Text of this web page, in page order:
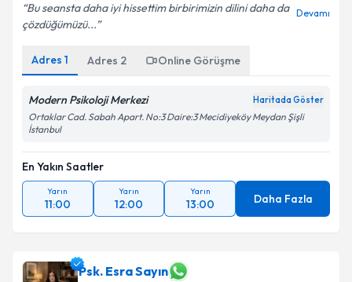
Bu seansta daha iyi hissettim birbirimizin dilini daha da
çözdüğümüzü...
Devamı
Adres 1 Adres 2 Online Görüşme
Modern Psikoloji Merkezi Haritada Göster
Ortaklar Cad. Sabah Apart. No:3 Daire:3 Mecidiyeköy Meydan Şişli
İstanbul
En Yakın Saatler
Yarın
11:00
Yarın
12:00
Yarın
13:00 Daha Fazla
Psk. Esra Sayın